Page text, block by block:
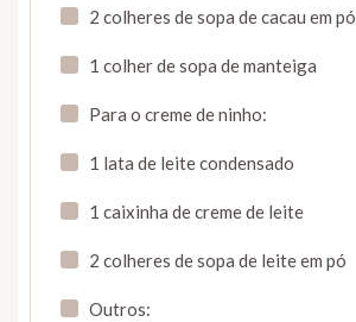
2 colheres de sopa de cacau em pó
1 colher de sopa de manteiga
Para o creme de ninho:
1 lata de leite condensado
1 caixinha de creme de leite
2 colheres de sopa de leite em pó
Outros: